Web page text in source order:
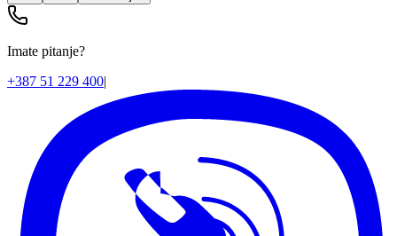
Imate pitanje?
+387 51 229 400|